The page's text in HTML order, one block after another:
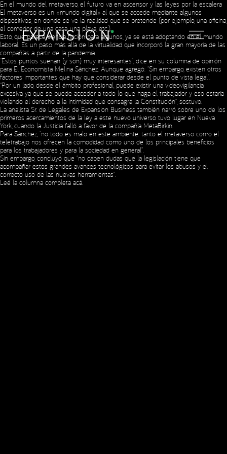
En el mundo del metaverso, el futuro va en ascensor y las leyes por la escalera
El metaverso es un «mundo digital» al que se accede mediante algunos
dispositivos, en donde se ve la realidad que se pretende (por ejemplo, una oficina,
el comedor de una casa, una playa, etc.).
Esto, que parece ciencia ficción para algunos, ya se está adoptando en el mundo
laboral. Es un paso más allá de la virtualidad que incorporó la gran mayoría de las
compañías a partir de la pandemia.
“Estos puntos suenan (y son) muy interesantes”, dice en su columna de opinión
para El Economista Melina Sánchez. Aunque agregó: “Sin embargo, existen otros
factores importantes que hay que considerar desde el punto de vista legal”.
“Por un lado, desde el ámbito profesional, puede existir una videovigilancia
excesiva ya que se puede acceder a todo lo que haga el trabajador y eso estaría
violando el derecho a la intimidad que consagra la Constitución”, sostuvo.
La analista Sr. de Legales de Expansion Business también narró sobre uno de los
primeros acercamientos de la ley a este nuevo universo tuvo lugar en Nueva
York, cuando la Justicia falló a favor de la compañía MetaBirkin.
Para Sánchez, “no todo es malo en este ambiente: tanto el metaverso como el
teletrabajo nos ofrecen la comodidad como uno de los principales beneficios
para los trabajadores y para la sociedad en general”.
Sin embargo, concluyó que “no caben dudas que la legislación tiene que
acompañar estos grandes avances tecnológicos para evitar los abusos y el
correcto uso de las nuevas herramientas”.
Leé la columna completa acá
Copyright © 2023 Expansion.Todos los derechos reservados.
Política de Privacidad
Social Media